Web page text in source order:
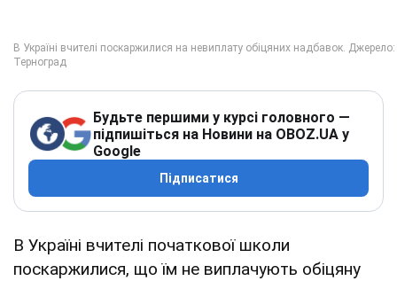
Будьте першими у курсі головного —
підпишіться на Новини на OBOZ.UA у
Google
Підписатися
В Україні вчителі початкової школи
поскаржилися, що їм не виплачують обіцяну